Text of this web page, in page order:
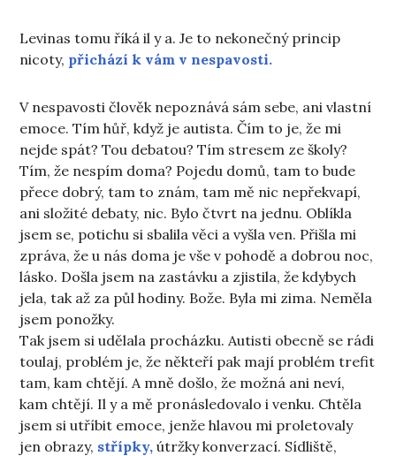
Levinas tomu říká il y a. Je to nekonečný princip
nicoty, přichází k vám v nespavosti.
V nespavosti člověk nepoznává sám sebe, ani vlastní
emoce. Tím hůř, když je autista. Čím to je, že mi
nejde spát? Tou debatou? Tím stresem ze školy?
Tím, že nespím doma? Pojedu domů, tam to bude
přece dobrý, tam to znám, tam mě nic nepřekvapí,
ani složité debaty, nic. Bylo čtvrt na jednu. Oblíkla
jsem se, potichu si sbalila věci a vyšla ven. Přišla mi
zpráva, že u nás doma je vše v pohodě a dobrou noc,
lásko. Došla jsem na zastávku a zjistila, že kdybych
jela, tak až za půl hodiny. Bože. Byla mi zima. Neměla
jsem ponožky.
Tak jsem si udělala procházku. Autisti obecně se rádi
toulaj, problém je, že někteří pak mají problém trefit
tam, kam chtějí. A mně došlo, že možná ani neví,
kam chtějí. Il y a mě pronásledovalo i venku. Chtěla
jsem si utříbit emoce, jenže hlavou mi proletovaly
jen obrazy, střípky, útržky konverzací. Sídliště,